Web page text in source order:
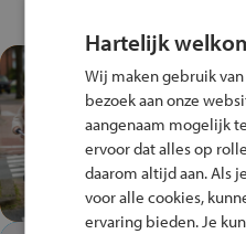
Test
Fiets
Speel
en win
Hartelijk
Wij maken gebruik
bezoek aan onze
aangenaam mogelijk
ervoor dat alles op
daarom altijd aan. Als
voor alle cookies,
ervaring bieden. Je